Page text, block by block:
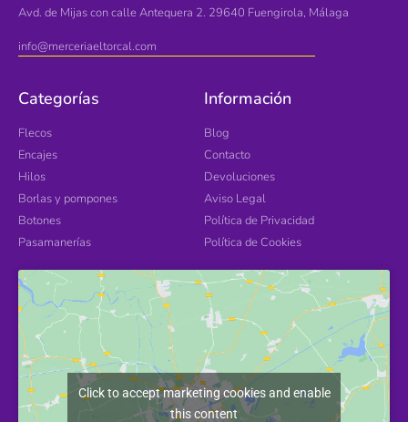
Avd. de Mijas con calle Antequera 2. 29640 Fuengirola, Málaga
info@merceriaeltorcal.com
Categorías
Flecos
Encajes
Hilos
Borlas y pompones
Botones
Pasamanerías
Información
Blog
Contacto
Devoluciones
Aviso Legal
Política de Privacidad
Política de Cookies
Click to accept marketing cookies and enable
this content